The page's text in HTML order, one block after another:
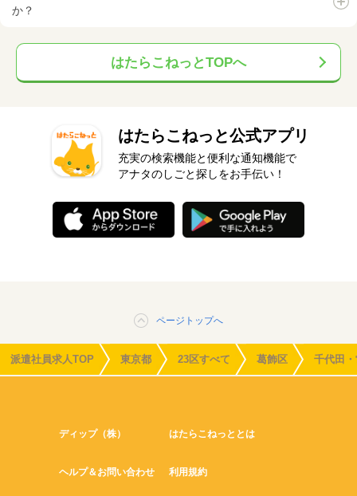
か？
はたらこねっとTOPへ
はたらこねっと公式アプリ
充実の検索機能と便利な通知機能で
アナタのしごと探しをお手伝い！
ページトップへ
派遣社員求人TOP 東京都 23区すべて 葛飾区 千代田
ディップ（株） はたらこねっととは
ヘルプ＆お問い合わせ 利用規約